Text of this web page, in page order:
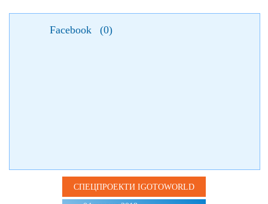
Facebook (0)
СПЕЦПРОЕКТИ IGOTOWORLD